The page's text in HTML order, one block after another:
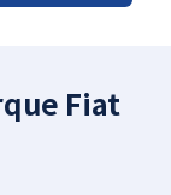
Fiat